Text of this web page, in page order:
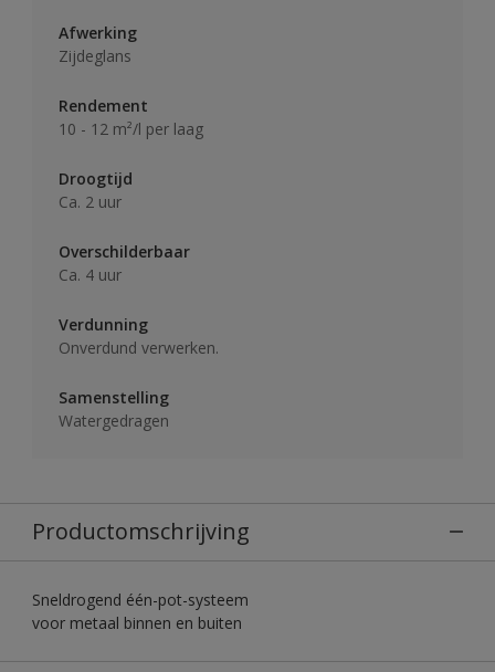
Afwerking
Zijdeglans
Rendement
10 - 12 m²/l per laag
Droogtijd
Ca. 2 uur
Overschilderbaar
Ca. 4 uur
Verdunning
Onverdund verwerken.
Samenstelling
Watergedragen
Productomschrijving
Sneldrogend één-pot-systeem
voor metaal binnen en buiten